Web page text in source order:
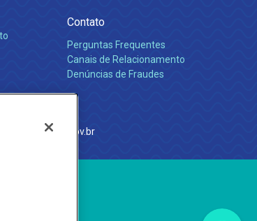
Contato
Perguntas Frequentes
Canais de Relacionamento
Denúncias de Fraudes